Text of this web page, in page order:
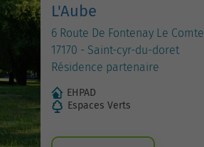
L'Aube
6 Route De Fontenay Le Comte
17170 - Saint-cyr-du-doret
Résidence partenaire
EHPAD
Espaces Verts